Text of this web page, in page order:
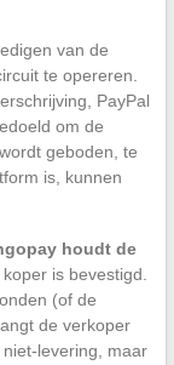
van de
te opereren.
PayPal
om de
geboden, te
is, kunnen
houdt de
is bevestigd.
(of de
de verkoper
levering, maar